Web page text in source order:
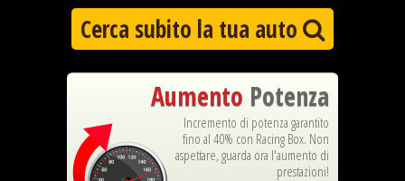
Cerca subito la tua auto
Aumento Potenza
Incremento di potenza garantito
fino al 40% con Racing Box. Non
aspettare, guarda ora l'aumento di
prestazioni!